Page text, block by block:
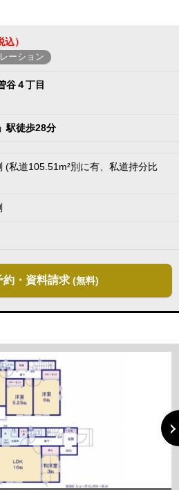
）
ーション
谷４丁目
駅徒歩28分
(私道105.51m²別に有、私道持分比
約・資料請求 (無料)